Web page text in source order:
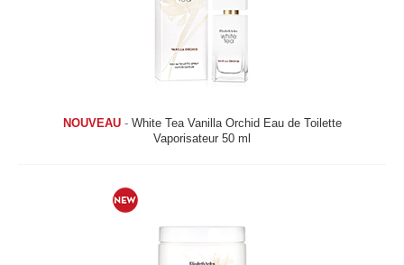
NOUVEAU- White Tea Vanilla Orchid Eau de Toilette
Vaporisateur 50 ml